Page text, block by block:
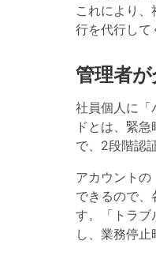
これにより
行を代行して
管理者
社員個人に「
ドとは、緊
で、2段階認
アカウント
できるので
す。「トラブ
し、業務停止